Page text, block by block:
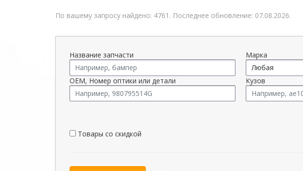
По вашему запросу найдено: 4761. Последнее обновление: 07.08.2026.
Название запчасти Марка
OEM, Номер оптики или детали Кузов
Товары со скидкой